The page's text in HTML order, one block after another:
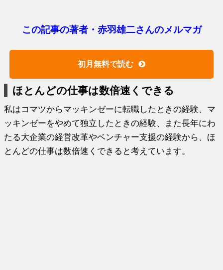
この記事の著者・赤羽雄二さんのメルマガ
初月無料で読む
ほとんどの仕事は数倍速くできる
私はコマツからマッキンゼーに転職したときの経験、 マ
ッキンゼーをやめて独立したときの経験、
また長年にわ
たる大企業の経営改革やベンチャー支援の経験から、 ほ
とんどの仕事は数倍速くできると考えています。